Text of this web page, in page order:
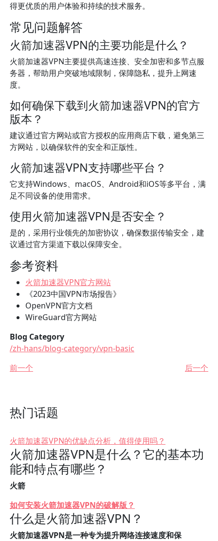
得更优质的用户体验和持续的技术服务。
常见问题解答
火箭加速器VPN的主要功能是什么？
火箭加速器VPN主要提供高速连接、安全加密和多节点服
务器，帮助用户突破地域限制，保障隐私，提升上网速
度。
如何确保下载到火箭加速器VPN的官方
版本？
建议通过官方网站或官方授权的应用商店下载，避免第三
方网站，以确保软件的安全和正版性。
火箭加速器VPN支持哪些平台？
它支持Windows、macOS、Android和iOS等多平台，满
足不同设备的使用需求。
使用火箭加速器VPN是否安全？
是的，采用行业领先的加密协议，确保数据传输安全，建
议通过官方渠道下载以保障安全。
参考资料
火箭加速器VPN官方网站
《2023中国VPN市场报告》
OpenVPN官方文档
WireGuard官方网站
Blog Category
/zh-hans/blog-category/vpn-basic
前一个
后一个
热门话题
火箭加速器VPN的优缺点分析，值得使用吗？
火箭加速器VPN是什么？它的基本功
能和特点有哪些？
火箭
如何安装火箭加速器VPN的破解版？
什么是火箭加速器VPN？
火箭加速器VPN是一种专为提升网络连接速度和保